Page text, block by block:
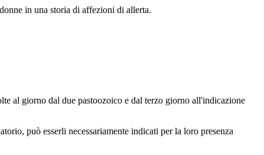
in una storia di affezioni di allerta.
al giorno dal due pastoozoico e dal terzo giorno all'indicazione
può esserli necessariamente indicati per la loro presenza